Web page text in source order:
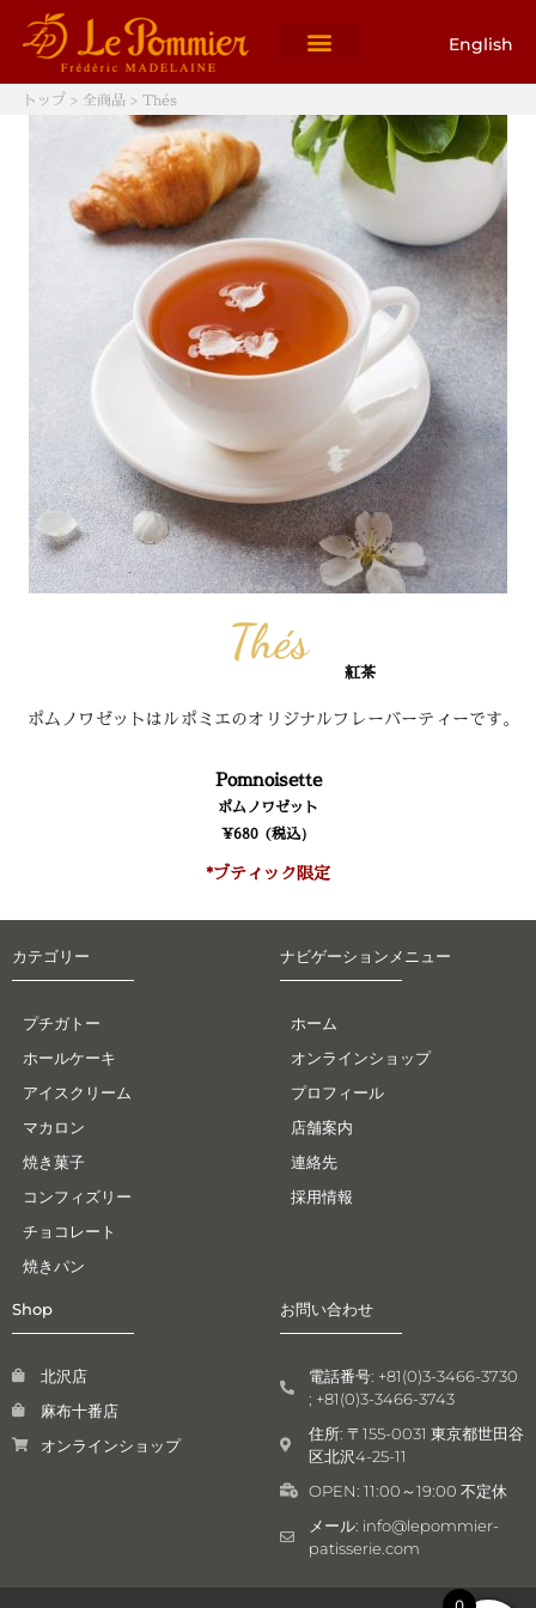
English
トップ> 全商品 > Thés
Thés
紅茶
ポムノワゼットはルポミエのオリジナルフレーバーティーです。
Pomnoisette
ポムノワゼット
¥680 (税込）
*ブティック限定
カテゴリー
プチガトー
ホールケーキ
アイスクリーム
マカロン
焼き菓子
コンフィズリー
チョコレート
焼きパン
ナビゲーションメニュー
ホーム
オンラインショップ
プロフィール
店舗案内
連絡先
採用情報
Shop
北沢店
麻布十番店
オンラインショップ
お問い合わせ
電話番号: +81(0)3-3466-3730
; +81(0)3-3466-3743
住所: 〒155-0031 東京都世田谷
区北沢4-25-11
OPEN: 11:00～19:00 不定休
メール: info@lepommier-
patisserie.com